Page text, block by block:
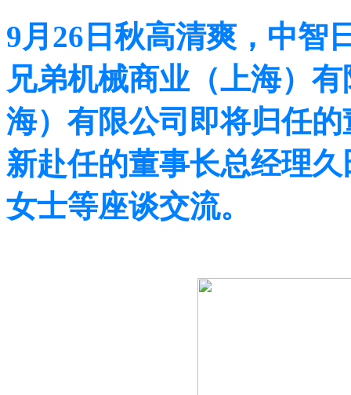
9月26日秋高清爽，中智
兄弟机械商业（上海）
海）有限公司即将归任
新赴任的董事长总经理
女士等座谈交流。